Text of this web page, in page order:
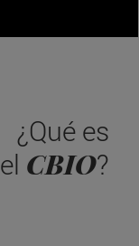
¿Qué es
el CBIO?